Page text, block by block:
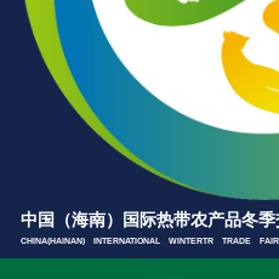
中国（海南）国际热带农产品冬
CHINA(HAINAN) INTERNATIONAL WINTERTR TRADE